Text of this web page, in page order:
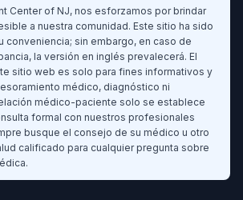
Center of NJ, nos esforzamos por brindar
a nuestra comunidad. Este sitio ha sido
conveniencia; sin embargo, en caso de
la versión en inglés prevalecerá. El
sitio web es solo para fines informativos y
médico, diagnóstico ni
médico-paciente solo se establece
formal con nuestros profesionales
busque el consejo de su médico u otro
calificado para cualquier pregunta sobre